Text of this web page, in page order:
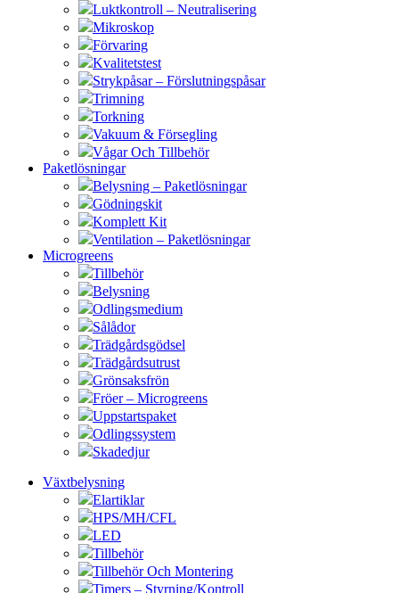
Luktkontroll – Neutralisering
Mikroskop
Förvaring
Kvalitetstest
Strykpåsar – Förslutningspåsar
Trimning
Torkning
Vakuum & Försegling
Vågar Och Tillbehör
Paketlösningar
Belysning – Paketlösningar
Gödningskit
Komplett Kit
Ventilation – Paketlösningar
Microgreens
Tillbehör
Belysning
Odlingsmedium
Sålådor
Trädgårdsgödsel
Trädgårdsutrust
Grönsaksfrön
Fröer – Microgreens
Uppstartspaket
Odlingssystem
Skadedjur
Växtbelysning
Elartiklar
HPS/MH/CFL
LED
Tillbehör
Tillbehör Och Montering
Timers – Styrning/Kontroll